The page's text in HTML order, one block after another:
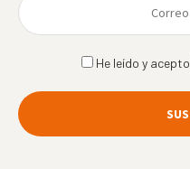
He leído y